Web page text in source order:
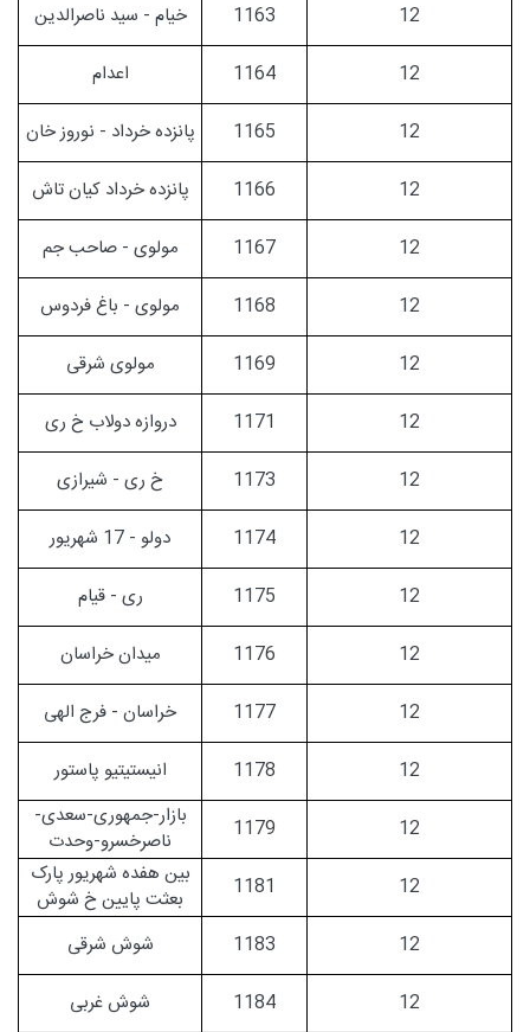
12
1163
خیام - سید ناصرالدین
12
1164
اعدام
12
1165
پانزده خرداد - نوروز خان
12
1166
پانزده خرداد کیان تاش
12
1167
مولوی - صاحب جم
12
1168
مولوی - باغ فردوس
12
1169
مولوی شرقی
12
1171
دروازه دولاب خ ری
12
1173
خ ری - شیرازی
12
1174
دولو - 17 شهریور
12
1175
ری - قیام
12
1176
میدان خراسان
12
1177
خراسان - فرج الهی
12
1178
انیستیتیو پاستور
12
1179
بازار-جمهوری-سعدی-
ناصرخسرو-وحدت
12
1181
بین هفده شهریور پارک
بعثت پایین خ شوش
12
1183
شوش شرقی
12
1184
شوش غربی